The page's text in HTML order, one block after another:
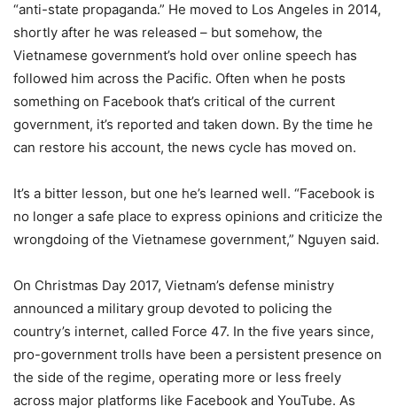
“anti-state propaganda.” He moved to Los Angeles in 2014,
shortly after he was released – but somehow, the
Vietnamese government’s hold over online speech has
followed him across the Pacific. Often when he posts
something on Facebook that’s critical of the current
government, it’s reported and taken down. By the time he
can restore his account, the news cycle has moved on.
It’s a bitter lesson, but one he’s learned well. “Facebook is
no longer a safe place to express opinions and criticize the
wrongdoing of the Vietnamese government,” Nguyen said.
On Christmas Day 2017, Vietnam’s defense ministry
announced a military group devoted to policing the
country’s internet, called Force 47. In the five years since,
pro-government trolls have been a persistent presence on
the side of the regime, operating more or less freely
across major platforms like Facebook and YouTube. As